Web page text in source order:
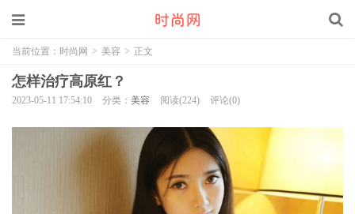
当前位置： 时尚网 > 美容 > 正文
怎样治疗高原红？
2023-05-11 17:54:10 分类： 美容 阅读(224) 评论(0)